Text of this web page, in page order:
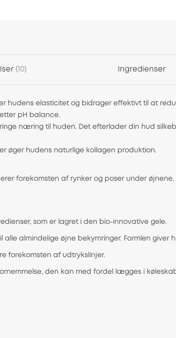
hudens elasticitet og bidrager effektivt til at
pH balance.
næring til huden. Det efterlader din hud
øger hudens naturlige kollagen produktion.
forekomsten af rynker og poser under øjnene.
som er lagret i den bio-innovative gele.
alle almindelige øjne bekymringer. Formlen
forekomsten af udtrykslinjer.
den kan med fordel lægges i
10 Ingredienser